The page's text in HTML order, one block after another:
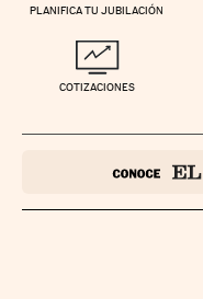
PLANIFICA TU JUBILACIÓN
COTIZACIONES